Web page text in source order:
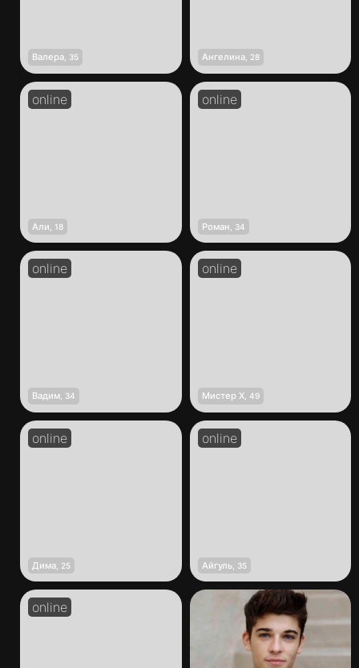
Валера 35 Ангелина, 28
Али 18 Роман 34
Вадим 34 Мистер Х, 49
Дима 25 Айгуль, 35